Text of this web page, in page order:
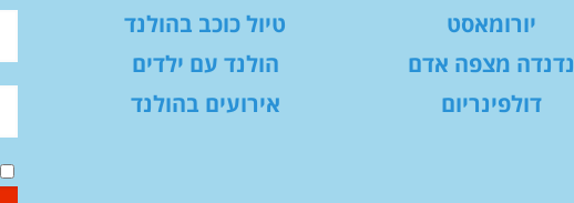
יורומאסט
נדנדה מצפה אדם
דולפינריום
טיול כוכב בהולנד
הולנד עם ילדים
אירועים בהולנד